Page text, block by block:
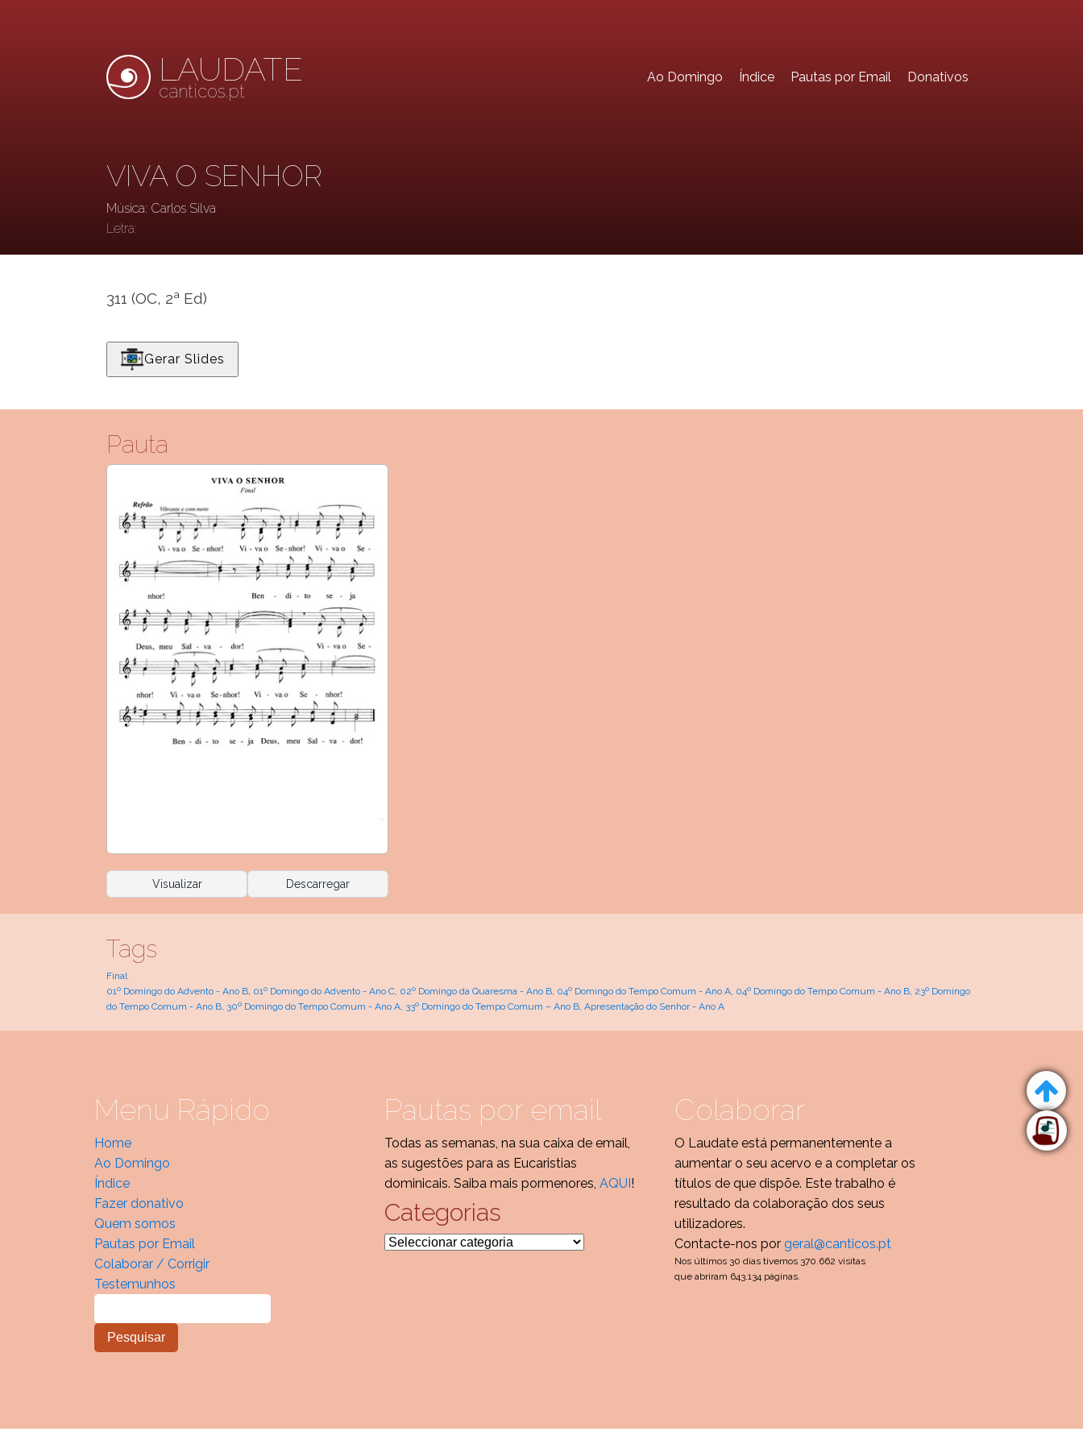
LAUDATE
canticos.pt
Ao Domingo Índice Pautas por Email Donativos
VIVA O SENHOR
Música: Carlos Silva
Letra:
311 (OC, 2ª Ed)
Gerar Slides
Pauta
Visualizar Descarregar
Tags
Final
01º Domingo do Advento - Ano B, 01º Domingo do Advento - Ano C, 02º Domingo da Quaresma - Ano B, 04º Domingo do Tempo Comum - Ano A, 04º Domingo do Tempo Comum - Ano B, 23º Domingo
do Tempo Comum - Ano B, 30º Domingo do Tempo Comum - Ano A, 33º Domingo do Tempo Comum – Ano B, Apresentação do Senhor - Ano A
Menu Rápido
Home
Ao Domingo
Índice
Fazer donativo
Quem somos
Pautas por Email
Colaborar / Corrigir
Testemunhos
Pautas por email
Todas as semanas, na sua caixa de email,
as sugestões para as Eucaristias
dominicais. Saiba mais pormenores, AQUI !
Categorias
Categorias
Colaborar
O Laudate está permanentemente a
aumentar o seu acervo e a completar os
títulos de que dispõe. Este trabalho é
resultado da colaboração dos seus
utilizadores.
Contacte-nos por geral@canticos.pt
Nos últimos 30 dias tivemos 370.662 visitas
que abriram 643.134 páginas.